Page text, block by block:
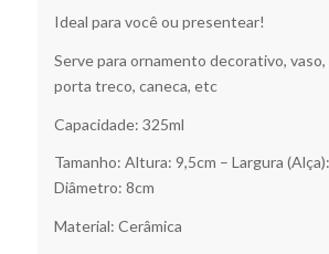
Ideal para você ou presentear!
Serve para ornamento decorativo,
porta treco, caneca, etc
Capacidade: 325ml
Tamanho: Altura: 9,5cm – Largura
Diâmetro: 8cm
Material: Cerâmica